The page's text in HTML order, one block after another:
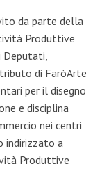
da parte della
Produttive
Deputati,
di FaròArte
per il disegno
e disciplina
nei centri
indirizzato a
Produttive